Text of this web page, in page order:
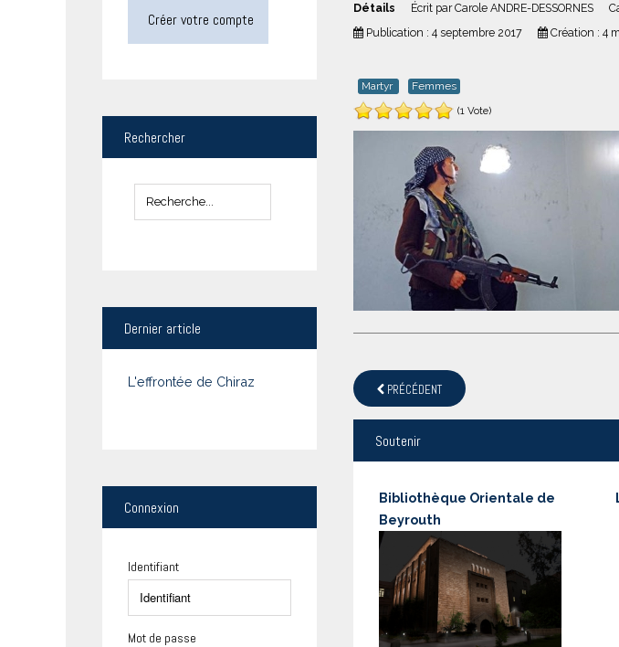
Détails Écrit parCarole ANDRE-DESSORNES
Publication : 4 septembre 2017
Création : 4
Martyr
Femmes
(1 Vote)
PRÉCÉDENT
Soutenir
Bibliothèque Orientale de
Beyrouth
Créer votre compte
Rechercher
Dernier article
L'effrontée de Chiraz
Connexion
Identifiant
Mot de passe